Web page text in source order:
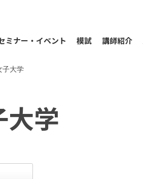
ミナー・イベント 模試 講師紹介
子大学
大学